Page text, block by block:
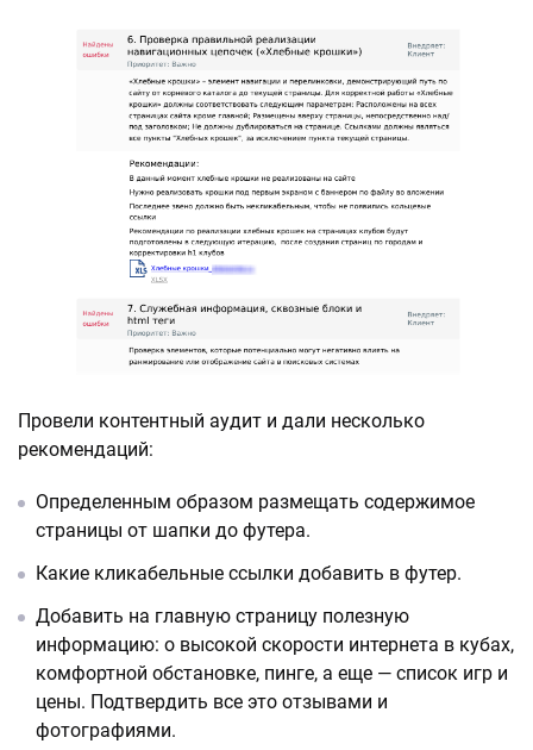
Провели контентный аудит и дали несколько
рекомендаций:
Определенным образом размещать содержимое
страницы от шапки до футера.
Какие кликабельные ссылки добавить в футер.
Добавить на главную страницу полезную
информацию: о высокой скорости интернета в кубах,
комфортной обстановке, пинге, а еще — список игр и
цены. Подтвердить все это отзывами и
фотографиями.